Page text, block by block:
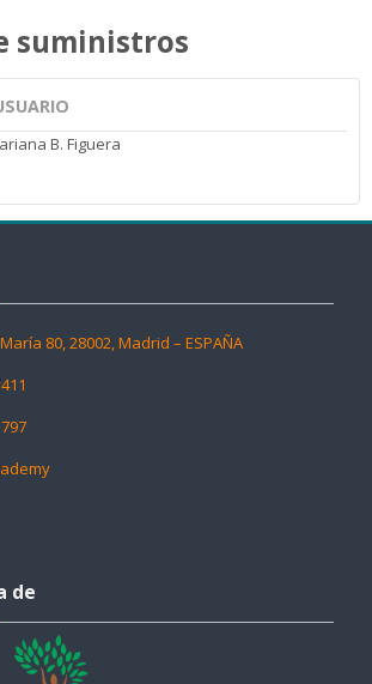
suministros
B. Figuera
80, 28002, Madrid – ESPAÑA
de